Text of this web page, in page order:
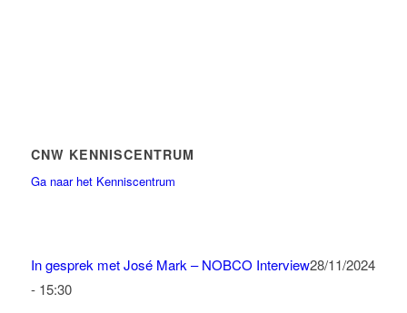
CNW KENNISCENTRUM
Ga naar het Kenniscentrum
In gesprek met José Mark – NOBCO Interview28/11/2024
- 15:30